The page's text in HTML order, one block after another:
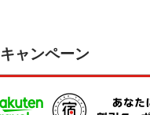
キャンペーン